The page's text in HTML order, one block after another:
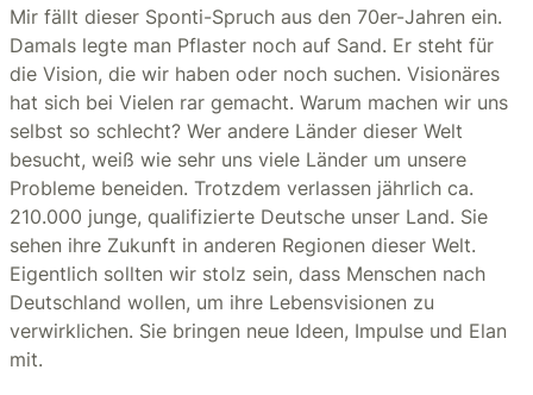
Mir fällt dieser Sponti-Spruch aus den 70er-Jahren ein.
Damals legte man Pflaster noch auf Sand. Er steht für
die Vision, die wir haben oder noch suchen. Visionäres
hat sich bei Vielen rar gemacht. Warum machen wir uns
selbst so schlecht? Wer andere Länder dieser Welt
besucht, weiß wie sehr uns viele Länder um unsere
Probleme beneiden. Trotzdem verlassen jährlich ca.
210.000 junge, qualifizierte Deutsche unser Land. Sie
sehen ihre Zukunft in anderen Regionen dieser Welt.
Eigentlich sollten wir stolz sein, dass Menschen nach
Deutschland wollen, um ihre Lebensvisionen zu
verwirklichen. Sie bringen neue Ideen, Impulse und Elan
mit.